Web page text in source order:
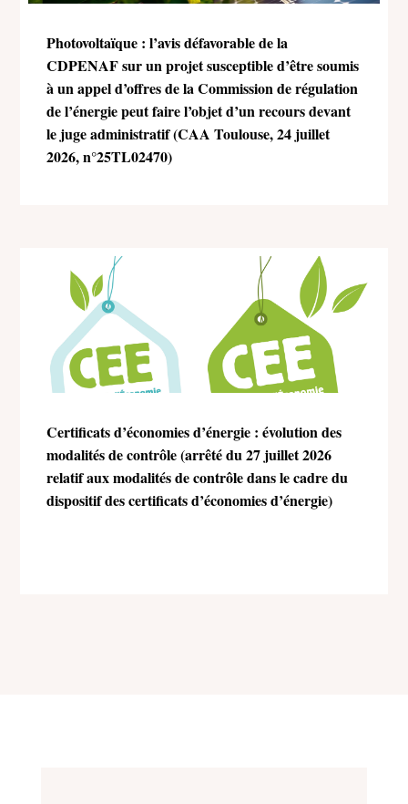
Photovoltaïque : l’avis défavorable de la
CDPENAF sur un projet susceptible d’être soumis
à un appel d’offres de la Commission de régulation
de l’énergie peut faire l’objet d’un recours devant
le juge administratif (CAA Toulouse, 24 juillet
2026, n°25TL02470)
Certificats d’économies d’énergie : évolution des
modalités de contrôle (arrêté du 27 juillet 2026
relatif aux modalités de contrôle dans le cadre du
dispositif des certificats d’économies d’énergie)